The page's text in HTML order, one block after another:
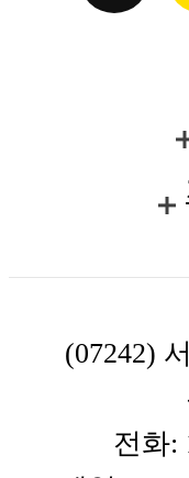
재
창
입
103
무하
환
한국
(07242)
전화: